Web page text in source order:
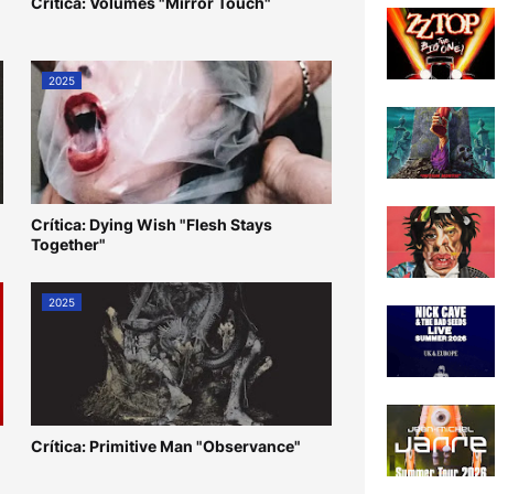
2025
Crítica: Dying Wish "Flesh Stays
Together"
2025
Crítica: Primitive Man "Observance"